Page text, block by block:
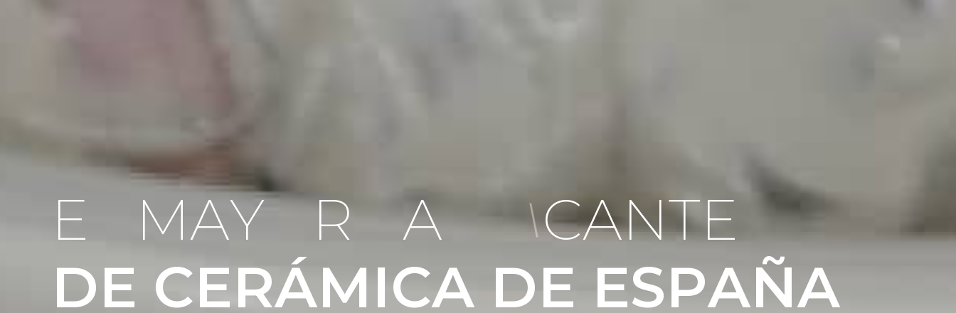
E MAYOR FABRICANTE
DE CERÁMICA DE ESPAÑA